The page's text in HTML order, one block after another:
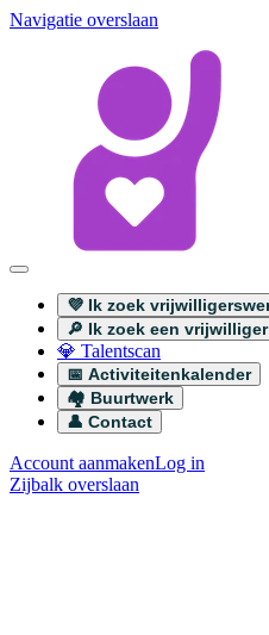
Navigatie overslaan
💜 Ik zoek
🔎 Ik zoek een vrijwilliger
💎 Talentscan
📅 Activiteitenkalender
🏘️ Buurtwerk
👤 Contact
Account aanmakenLog in
Zijbalk overslaan